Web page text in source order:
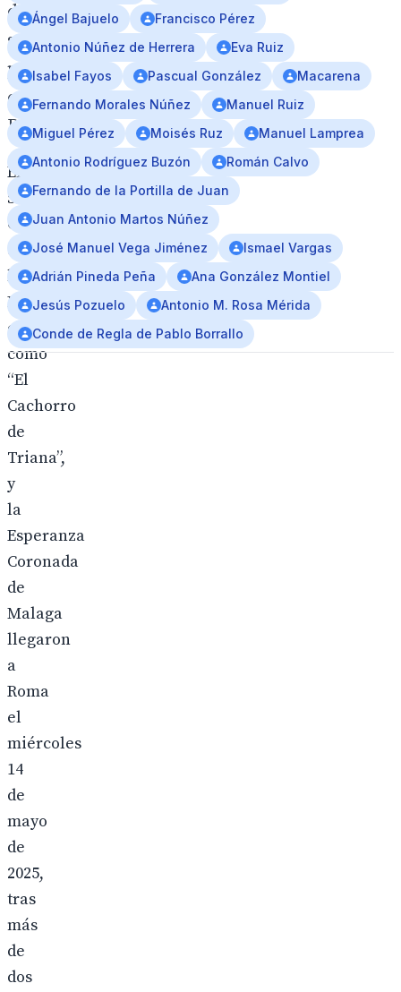
de
su
procesión
en
Roma
El
Santísimo
Cristo
de
la
Expiración,
conocido
como
“El
Cachorro
de
Triana”,
y
la
Esperanza
Coronada
de
Malaga
llegaron
a
Roma
el
miércoles
14
de
mayo
de
2025,
tras
más
de
dos
Ángel Bajuelo
Francisco Pérez
Antonio Núñez de Herrera
Eva Ruiz
Isabel Fayos
Pascual González
Macarena
Fernando Morales Núñez
Manuel Ruiz
Miguel Pérez
Moisés Ruz
Manuel Lamprea
Antonio Rodríguez Buzón
Román Calvo
Fernando de la Portilla de Juan
Juan Antonio Martos Núñez
José Manuel Vega Jiménez
Ismael Vargas
Adrián Pineda Peña
Ana González Montiel
Jesús Pozuelo
Antonio M. Rosa Mérida
Conde de Regla de Pablo Borrallo